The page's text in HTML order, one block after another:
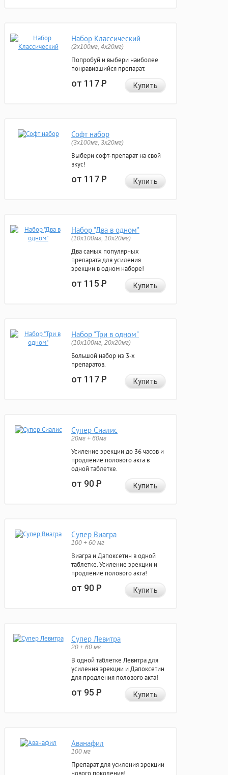
Набор Классический
(2x100мг, 4x20мг)
Попробуй и выбери наиболее
понравившийся препарат.
от 117Р Купить
Софт набор
(3x100мг, 3x20мг)
Выбери софт-препарат на свой
вкус!
от 117Р Купить
Набор "Два в одном"
(10x100мг, 10x20мг)
Два самых популярных
препарата для усиления
эрекции в одном наборе!
от 115Р Купить
Набор "Три в одном"
(10x100мг, 20x20мг)
Большой набор из 3-х
препаратов.
от 117Р Купить
Супер Сиалис
20мг + 60мг
Усиление эрекции до 36 часов и
продление полового акта в
одной таблетке.
от 90Р Купить
Супер Виагра
100 + 60 мг
Виагра и Дапоксетин в одной
таблетке. Усиление эрекции и
продление полового акта!
от 90Р Купить
Супер Левитра
20 + 60 мг
В одной таблетке Левитра для
усиления эрекции и Дапоксетин
для продления полового акта!
от 95Р Купить
Аванафил
100 мг
Препарат для усиления эрекции